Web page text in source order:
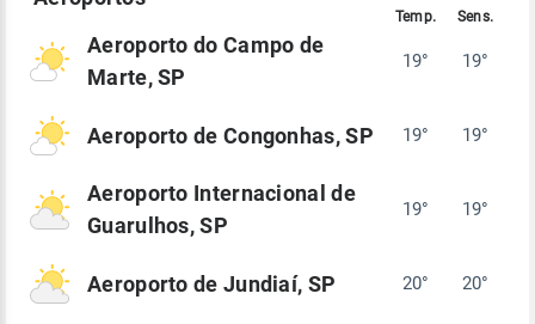
Aeroporto do Campo de
Marte, SP
19° 19°
Aeroporto de Congonhas, SP 19° 19°
Aeroporto Internacional de
Guarulhos, SP
19° 19°
Aeroporto de Jundiaí, SP 20° 20°